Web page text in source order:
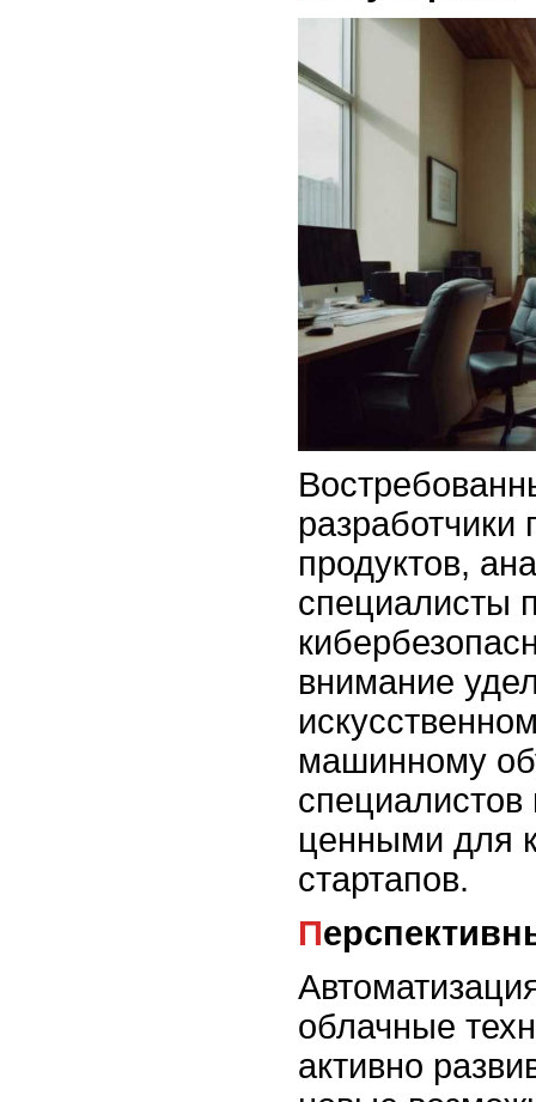
продуктов,
специалисты
внимание
машинному
специалистов
ценными для
стартапов.
облачные
активно